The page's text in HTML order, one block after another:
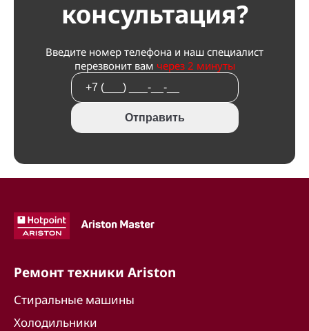
консультация?
Введите номер телефона и наш специалист
перезвонит вам через 2 минуты
Отправить
Ремонт техники Ariston
Стиральные машины
Холодильники